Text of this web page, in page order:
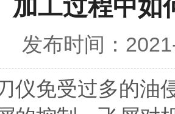
加工过程中如
发布时间：
仪免受过多的油